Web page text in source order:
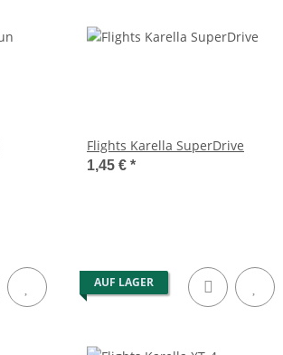
Flights Karella SuperDrive
1,45 € *
AUF LAGER